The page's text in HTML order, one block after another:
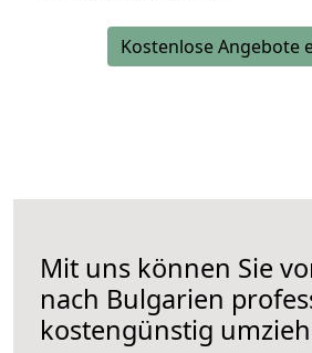
Kostenlose Angebote
Mit uns können Sie
nach Bulgarien
kostengünstig